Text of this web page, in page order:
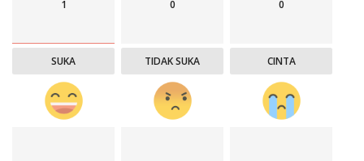
1
SUKA
0
TIDAK SUKA
0
CINTA